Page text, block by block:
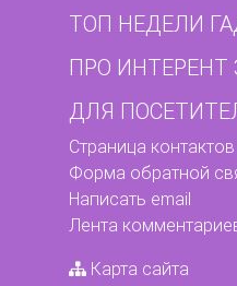
ТОП НЕДЕЛИ
ПРО
ДЛЯ
Страница контактов
Форма обратной
Написать email
Лента
Карта сайта